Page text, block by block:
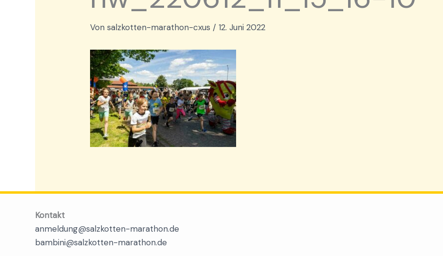
Vonsalzkotten-marathon-cxus /12. Juni 2022
Kontakt
anmeldung@salzkotten-marathon.de
bambini@salzkotten-marathon.de